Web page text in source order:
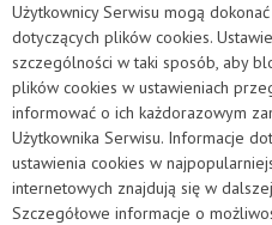
Użytkownicy Serwisu mogą
dotyczących plików cookies.
szczególności w taki sposób, aby
plików cookies w ustawieniach
informować o ich każdorazowym
Użytkownika Serwisu. Informacje
ustawienia cookies w
internetowych znajdują się w
Szczegółowe informacje o